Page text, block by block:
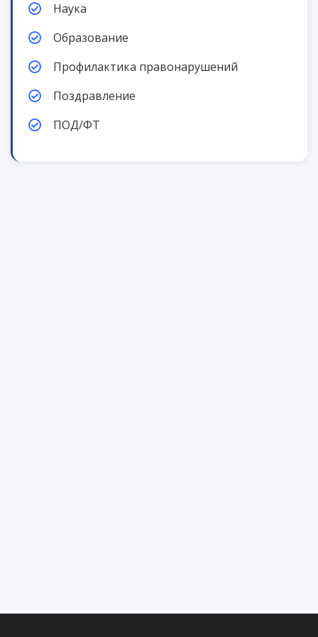
Наука
Образование
Профилактика правонарушений
Поздравление
ПОД/ФТ